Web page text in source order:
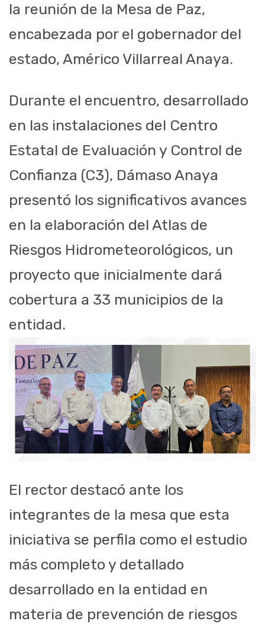
la reunión de la Mesa de Paz,
encabezada por el gobernador del
estado, Américo Villarreal Anaya.
Durante el encuentro, desarrollado
en las instalaciones del Centro
Estatal de Evaluación y Control de
Confianza (C3), Dámaso Anaya
presentó los significativos avances
en la elaboración del Atlas de
Riesgos Hidrometeorológicos, un
proyecto que inicialmente dará
cobertura a 33 municipios de la
entidad.
El rector destacó ante los
integrantes de la mesa que esta
iniciativa se perfila como el estudio
más completo y detallado
desarrollado en la entidad en
materia de prevención de riesgos